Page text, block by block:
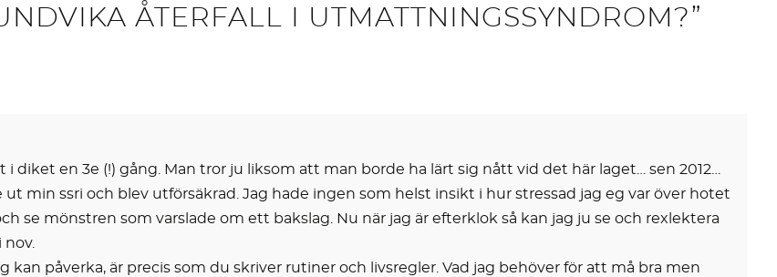
ÅTERFALL I UTMATTNINGSSYNDROM?”
diket en 3e (!) gång. Man tror ju liksom att man borde ha lärt sig nått vid det här laget… sen 2012…
min ssri och blev utförsäkrad. Jag hade ingen som helst insikt i hur stressad jag eg var över hotet
se mönstren som varslade om ett bakslag. Nu när jag är efterklok så kan jag ju se och rexlektera
nov.
påverka, är precis som du skriver rutiner och livsregler. Vad jag behöver för att må bra men